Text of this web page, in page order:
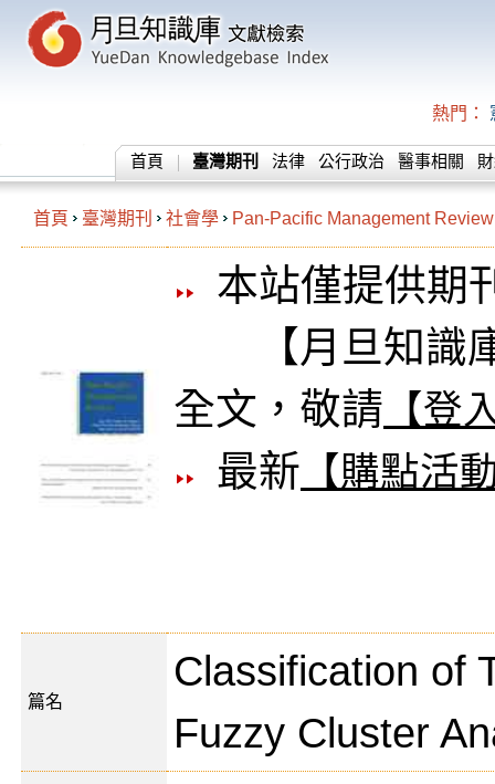
熱門：
首頁 臺灣期刊 法律 公行政治 醫事相關
首頁 臺灣期刊 社會學 Pan-Pacific Management Review
本站僅提供期
【月旦知識庫
全文，敬請 【登
最新 【購點活
篇名
Classification of
Fuzzy Cluster